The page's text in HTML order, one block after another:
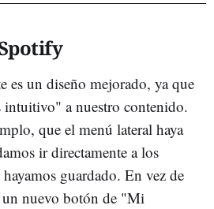
es un diseño mejorado, ya que
intuitivo" a nuestro contenido.
que el menú lateral haya
ir directamente a los
guardado. En vez de
un nuevo botón de "Mi